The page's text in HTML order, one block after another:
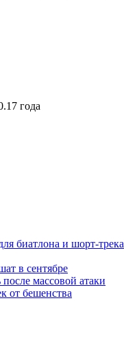
года
биатлона и шорт-трека
в сентябре
массовой атаки
от бешенства